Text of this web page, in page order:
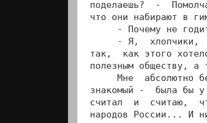
поделаешь?  -
что они набирают в
- Почему не
- Я,  хлопчики,
так,  как этого
полезным обществу,
Мне  абсолютно
знакомый -  была бы у
считал  и  считаю,
народов России... И